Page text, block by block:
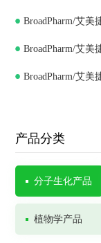
BroadPharm/艾美
BroadPharm/艾
Chemistry
BroadPharm/艾美
产品分类
分子生化产品
植物学产品